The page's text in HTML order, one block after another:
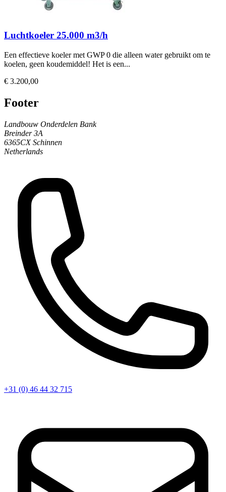
Luchtkoeler 25.000 m3/h
Een effectieve koeler met GWP 0 die alleen water gebruikt om te
koelen, geen koudemiddel! Het is een...
€ 3.200,00
Footer
Landbouw Onderdelen Bank
Breinder 3A
6365CX Schinnen
Netherlands
+31 (0) 46 44 32 715